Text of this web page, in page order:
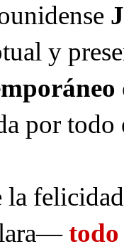
y
por
la
todo